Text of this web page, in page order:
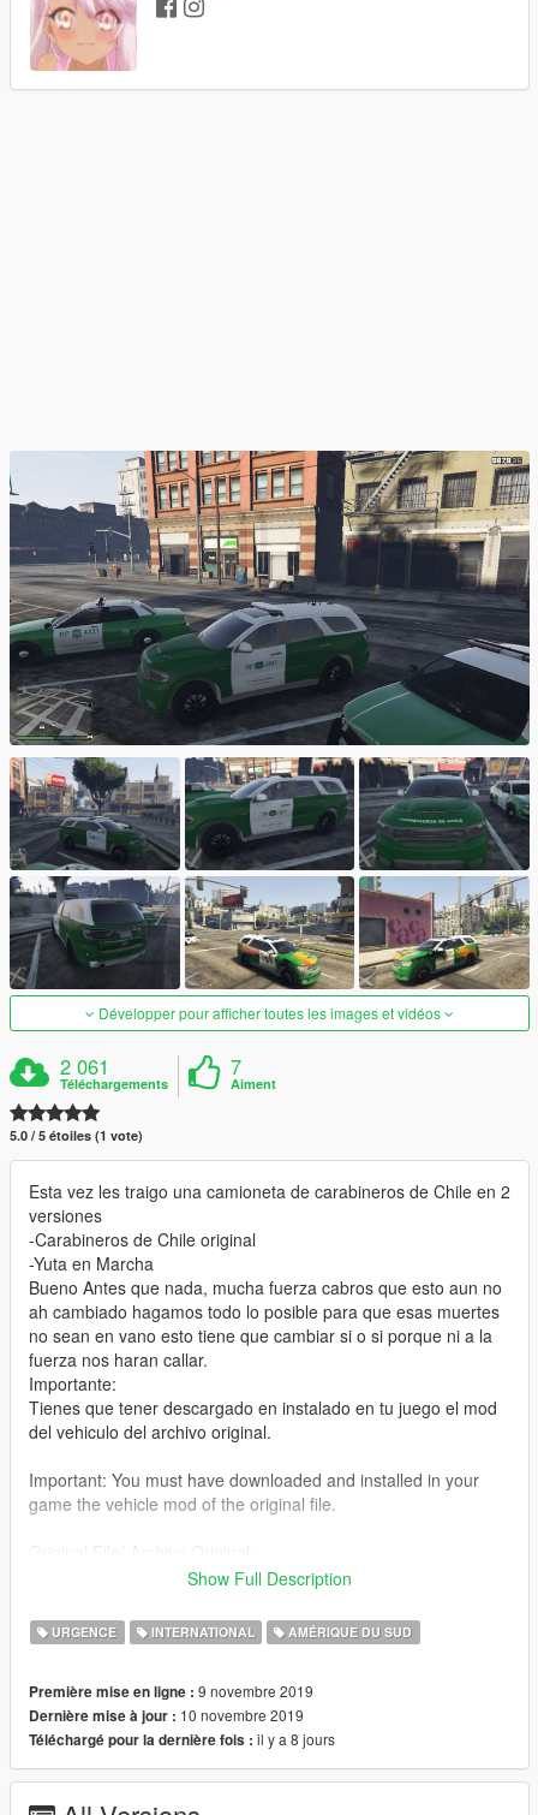
Développer pour afficher toutes les images et vidéos
2 061
Téléchargements
7
Aiment
5.0 / 5 étoiles (1 vote)
Esta vez les traigo una camioneta de carabineros de Chile en 2
versiones
-Carabineros de Chile original
-Yuta en Marcha
Bueno Antes que nada, mucha fuerza cabros que esto aun no
ah cambiado hagamos todo lo posible para que esas muertes
no sean en vano esto tiene que cambiar si o si porque ni a la
fuerza nos haran callar.
Importante:
Tienes que tener descargado en instalado en tu juego el mod
del vehiculo del archivo original.
Important: You must have downloaded and installed in your
game the vehicle mod of the original file.
https://www.gta5-mods.com/vehicles/2018-dodge-durango-srt-
English:
- Carabineros de Chile original
- Yuta en Marcha
Well, first of all, a lot of strength, guys, that this has not yet
changed, let's do everything possible so that those deaths are
Show Full Description
URGENCE INTERNATIONAL AMÉRIQUE DU SUD
Première mise en ligne : 9 novembre 2019
Dernière mise à jour : 10 novembre 2019
Téléchargé pour la dernière fois : il y a 8 jours